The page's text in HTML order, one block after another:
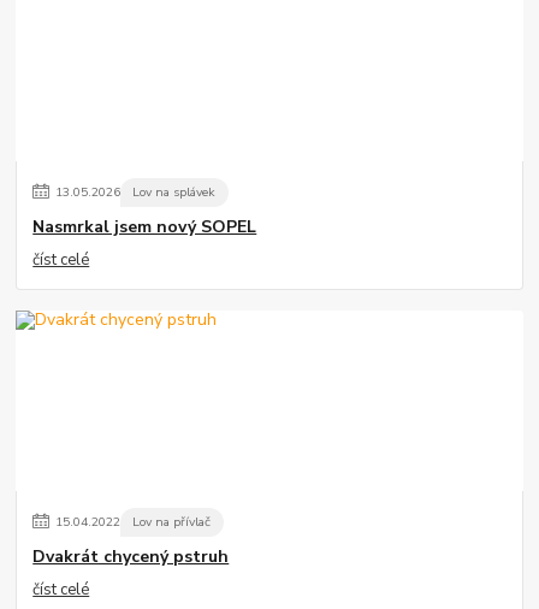
13.05.2026 Lov na splávek
Nasmrkal jsem nový SOPEL
číst celé
15.04.2022 Lov na přívlač
Dvakrát chycený pstruh
číst celé